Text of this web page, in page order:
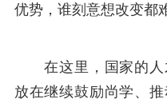
优势，谁刻意想改变都
在这里，国家的人
放在继续鼓励尚学、